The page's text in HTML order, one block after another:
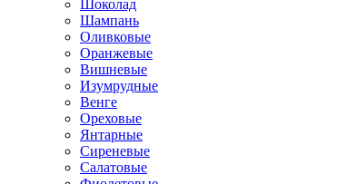
Шоколад
Шампань
Оливковые
Оранжевые
Вишневые
Изумрудные
Венге
Ореховые
Янтарные
Сиреневые
Салатовые